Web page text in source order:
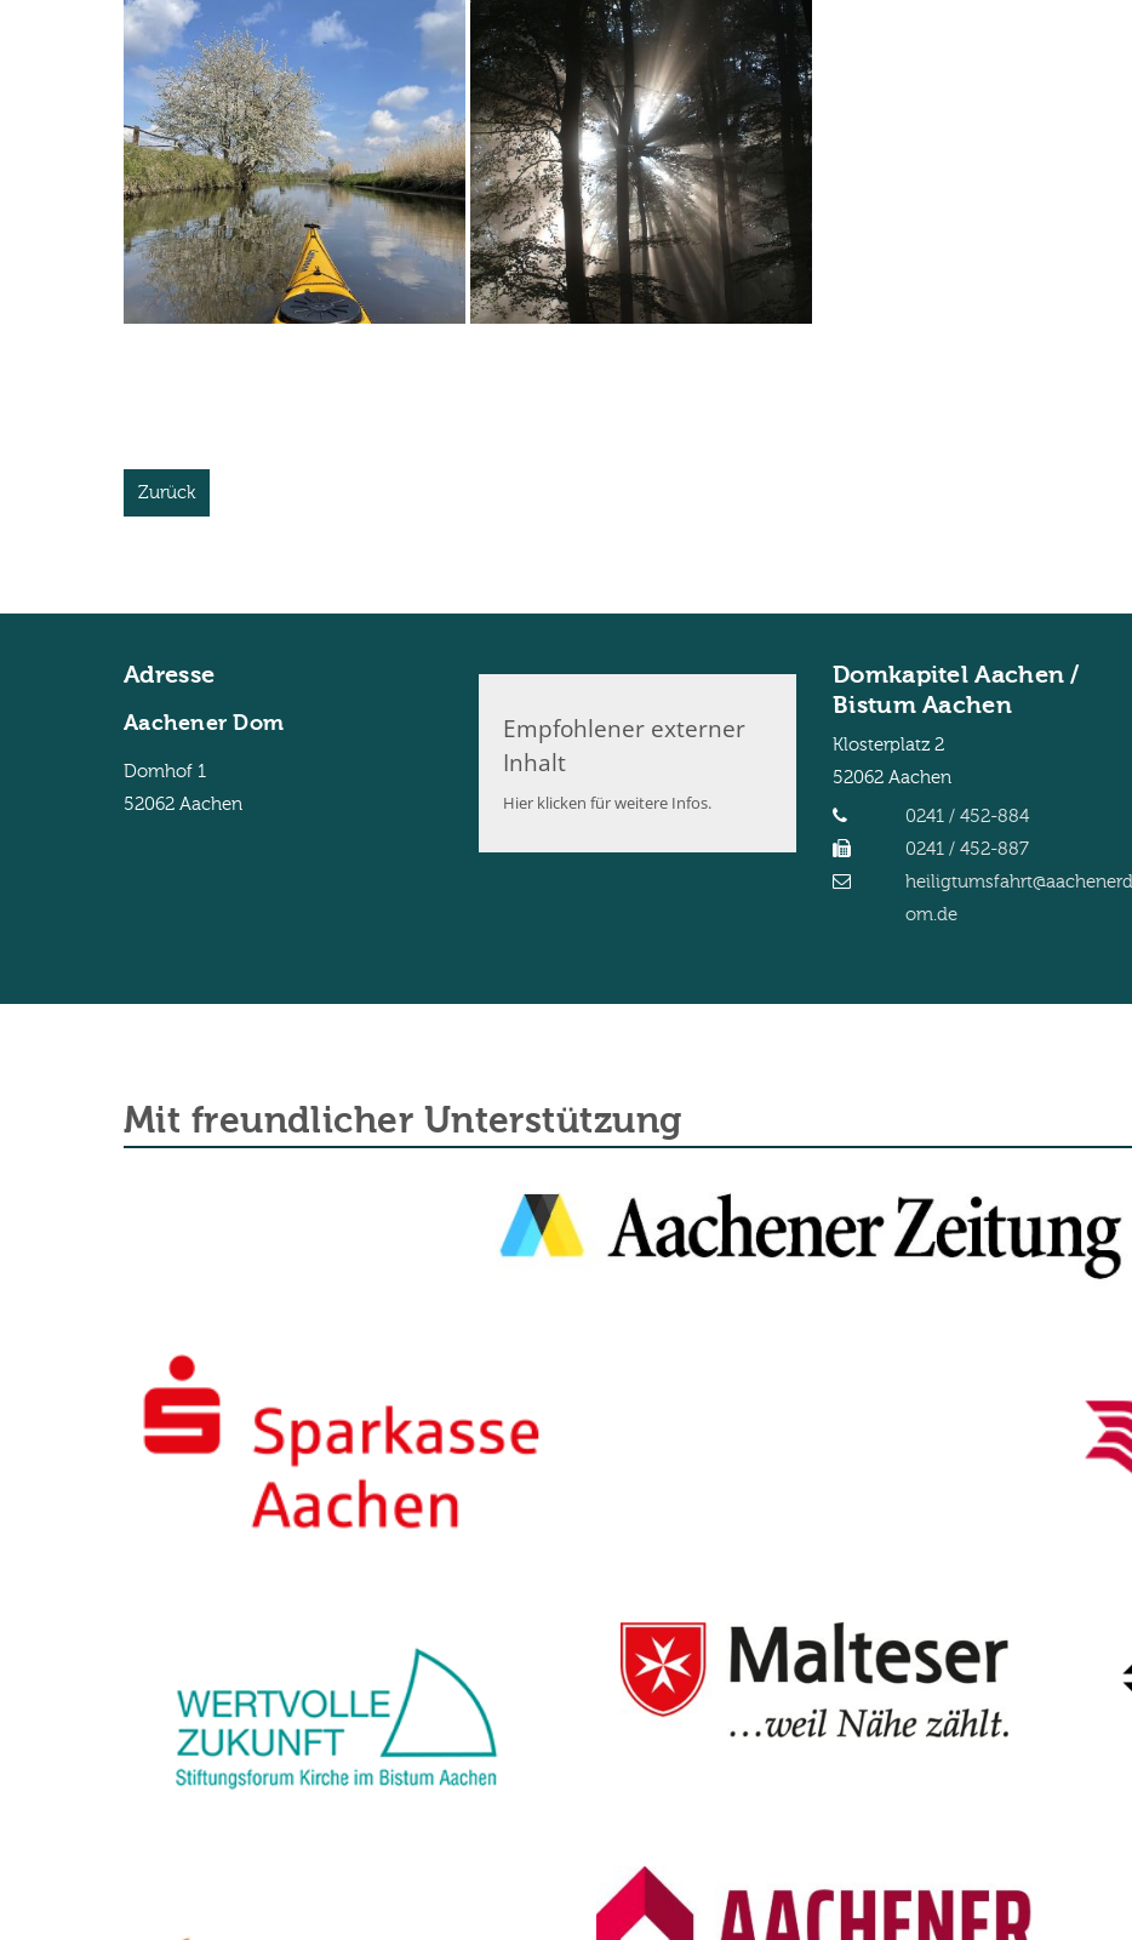
Zurück
Adresse
Aachener Dom
Domhof 1
52062 Aachen
Empfohlener externer
Inhalt
Hier klicken für weitere Infos.
Domkapitel Aachen /
Bistum Aachen
Klosterplatz 2
52062 Aachen
0241 / 452-884
0241 / 452-887
heiligtumsfahrt@aachenerd
om.de
Mit freundlicher Unterstützung